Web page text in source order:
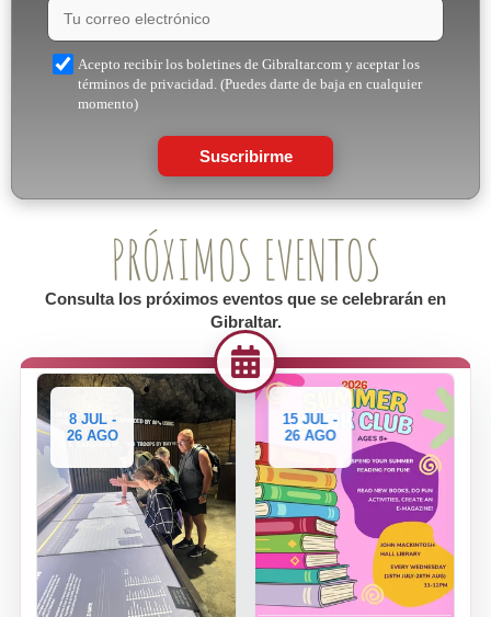
Acepto recibir los boletines de Gibraltar.com y aceptar los
términos de privacidad. (Puedes darte de baja en cualquier
momento)
Suscribirme
PRÓXIMOS EVENTOS
Consulta los próximos eventos que se celebrarán en
Gibraltar.
8 JUL -
26 AGO
15 JUL -
26 AGO